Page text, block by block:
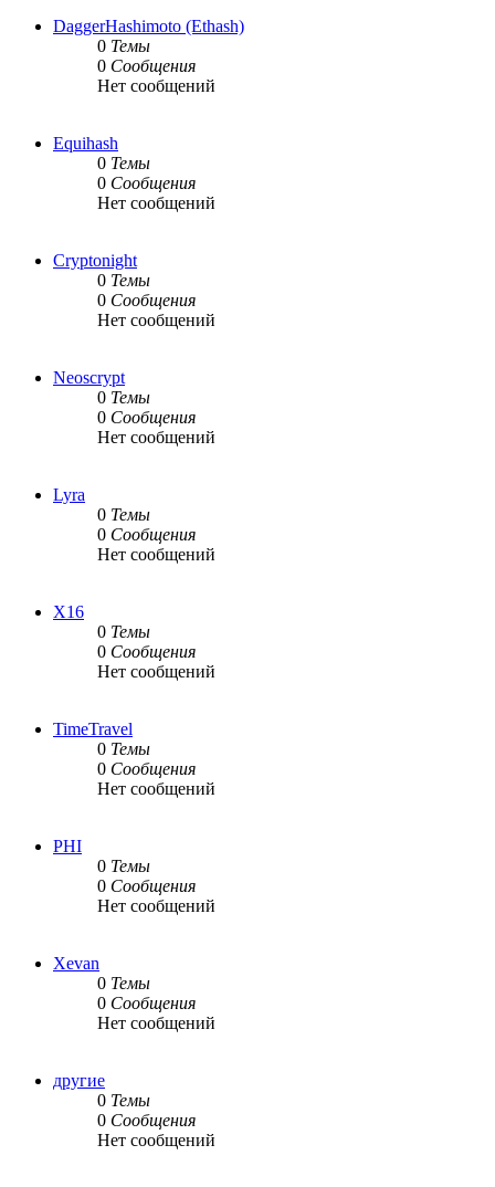
сообщению
DaggerHashimoto (Ethash)
0 Темы
0 Сообщения
Нет сообщений
Equihash
0 Темы
0 Сообщения
Нет сообщений
Cryptonight
0 Темы
0 Сообщения
Нет сообщений
Neoscrypt
0 Темы
0 Сообщения
Нет сообщений
Lyra
0 Темы
0 Сообщения
Нет сообщений
X16
0 Темы
0 Сообщения
Нет сообщений
TimeTravel
0 Темы
0 Сообщения
Нет сообщений
PHI
0 Темы
0 Сообщения
Нет сообщений
Xevan
0 Темы
0 Сообщения
Нет сообщений
другие
0 Темы
0 Сообщения
Нет сообщений